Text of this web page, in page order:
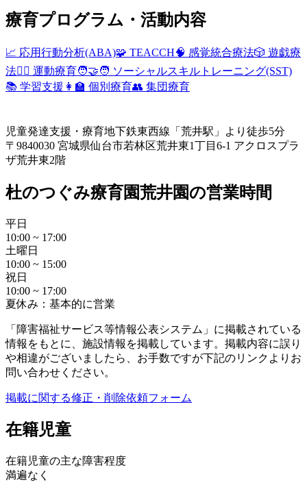
療育プログラム・活動内容
📈 応用行動分析(ABA)🧩 TEACCH🧠 感覚統合療法🎲 遊戯療
法🏃‍♀️ 運動療育🧑‍🤝‍🧑 ソーシャルスキルトレーニング(SST)
📚 学習支援 👩‍🏫 個別療育👥 集団療育
児童発達支援・療育地下鉄東西線「荒井駅」より徒歩5分
〒9840030 宮城県仙台市若林区荒井東1丁目6-1 アクロスプラ
ザ荒井東2階
杜のつぐみ療育園荒井園の営業時間
平日
10:00 ~ 17:00
土曜日
10:00 ~ 15:00
祝日
10:00 ~ 17:00
夏休み：基本的に営業
「障害福祉サービス等情報公表システム」に掲載されている
情報をもとに、施設情報を掲載しています。掲載内容に誤り
や相違がございましたら、お手数ですが下記のリンクよりお
問い合わせください。
掲載に関する修正・削除依頼フォーム
在籍児童
在籍児童の主な障害程度
満遍なく